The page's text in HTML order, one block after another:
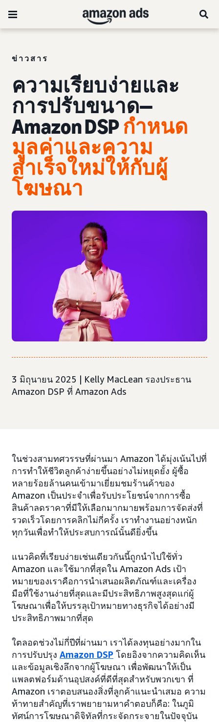
ข่าวสาร
ความเรียบง่ายและ
การปรับขนาด—
Amazon DSPกำหนด
มูลค่าและความ
สำเร็จใหม่ให้กับผู้
โฆษณา
3 มิถุนายน 2025 | Kelly MacLean รองประธาน
Amazon DSP ที่ Amazon Ads
ในช่วงสามทศวรรษที่ผ่านมา Amazon ได้มุ่งเน้นไปที่
การทำให้ชีวิตลูกค้าง่ายขึ้นอย่างไม่หยุดยั้ง ผู้ซื้อ
หลายร้อยล้านคนเข้ามาเยี่ยมชมร้านค้าของ
Amazon เป็นประจำเพื่อรับประโยชน์จากการซื้อ
สินค้าลดราคาที่มีให้เลือกมากมายพร้อมการจัดส่งที่
รวดเร็วโดยการคลิกไม่กี่ครั้ง เราทำงานอย่างหนัก
ทุกวันเพื่อทำให้ประสบการณ์นั้นดียิ่งขึ้น
แนวคิดที่เรียบง่ายเช่นเดียวกันนี้ถูกนำไปใช้ทั่ว
Amazon และใช้มากที่สุดใน Amazon Ads เป้า
หมายของเราคือการนำเสนอผลิตภัณฑ์และเครื่อง
มือที่ใช้งานง่ายที่สุดและมีประสิทธิภาพสูงสุดแก่ผู้
โฆษณาเพื่อให้บรรลุเป้าหมายทางธุรกิจได้อย่างมี
ประสิทธิภาพมากที่สุด
ใตลอดช่วงไม่กี่ปีที่ผ่านมา เราได้ลงทุนอย่างมากใน
การปรับปรุง Amazon DSP โดยอิงจากความคิดเห็น
และข้อมูลเชิงลึกจากผู้โฆษณา เพื่อพัฒนาให้เป็น
แพลตฟอร์มด้านอุปสงค์ที่ดีที่สุดสำหรับพวกเขา ที่
Amazon เราตอบสนองสิ่งที่ลูกค้าแนะนำเสมอ ความ
ท้าทายสำคัญที่เราพยายามหาคำตอบก็คือ: ในภูมิ
ทัศน์การโฆษณาดิจิทัลที่กระจัดกระจายในปัจจุบัน